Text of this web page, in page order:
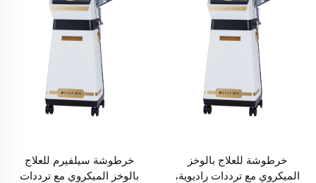
خرطوشة للعلاج بالوخز
الميكروي مع ترددات راديوية،
خرطوشة سيلفيرم للعلاج
بالوخز الميكروي مع ترددات